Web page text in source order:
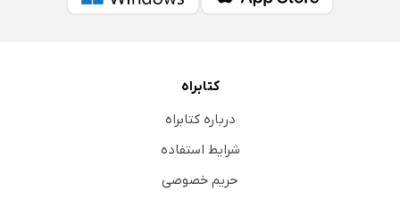
کتابراه
درباره کتابراه
شرایط استفاده
حریم خصوصی